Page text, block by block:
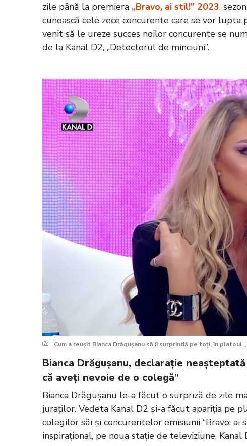
zile până la premiera „Bravo, ai stil!” 2023,
cunoască cele zece concurente care se vor
venit să le ureze succes noilor concurente se
de la Kanal D2, „Detectorul de minciuni”.
Cum a reușit Bianca Drăgușanu să îi surprindă pe toți, în platoul
Bianca Drăgușanu, declarație
că aveți nevoie de o colegă”
Bianca Drăgușanu le-a făcut o surpriză de zile
juraților. Vedeta Kanal D2 și-a făcut apariția pe
colegilor săi și concurentelor emisiunii “Bravo, ai
inspirațional, pe noua stație de televiziune, Kanal